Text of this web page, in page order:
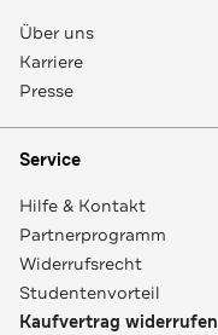
Über uns
Karriere
Presse
Service
Hilfe & Kontakt
Partnerprogramm
Widerrufsrecht
Studentenvorteil
Kaufvertrag widerrufen